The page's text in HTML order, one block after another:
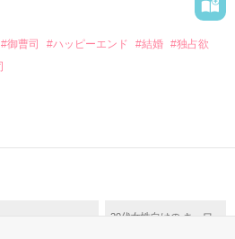
話係を命じられた美桜は、猫の世
の関係となってしまい――？
#御曹司 #ハッピーエンド #結婚 #独占欲
ている。
26）がいるのだが、後輩の姫原由
20代女性向けの キーワー